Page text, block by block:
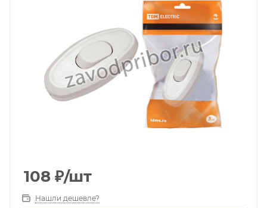
108 ₽/шт
Нашли дешевле?